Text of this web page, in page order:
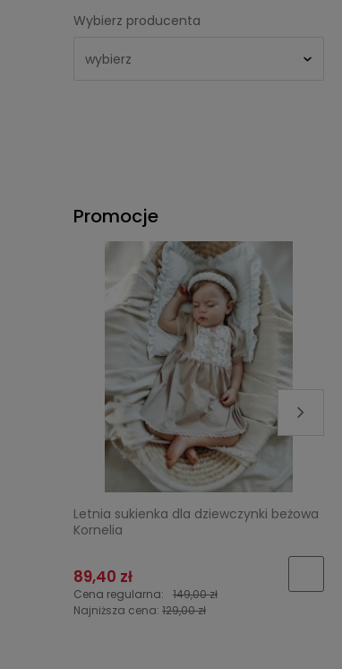
Wybierz producenta
Promocje
Letnia sukienka dla dziewczynki beżowa
Kornelia
89,40 zł
Cena regularna:
149,00 zł
Najniższa cena: 129,00 zł